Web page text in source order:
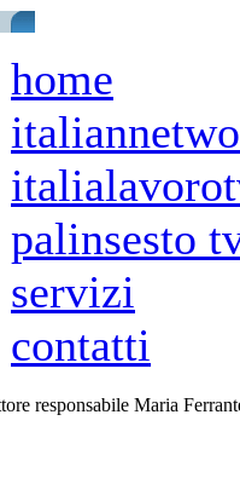
home
palinsesto
servizi
contatti
responsabile Maria